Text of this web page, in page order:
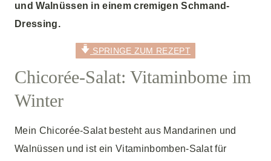
und Walnüssen in einem cremigen Schmand-
Dressing.
SPRINGE ZUM REZEPT
Chicorée-Salat: Vitaminbome im
Winter
Mein Chicorée-Salat besteht aus Mandarinen und
Walnüssen und ist ein Vitaminbomben-Salat für